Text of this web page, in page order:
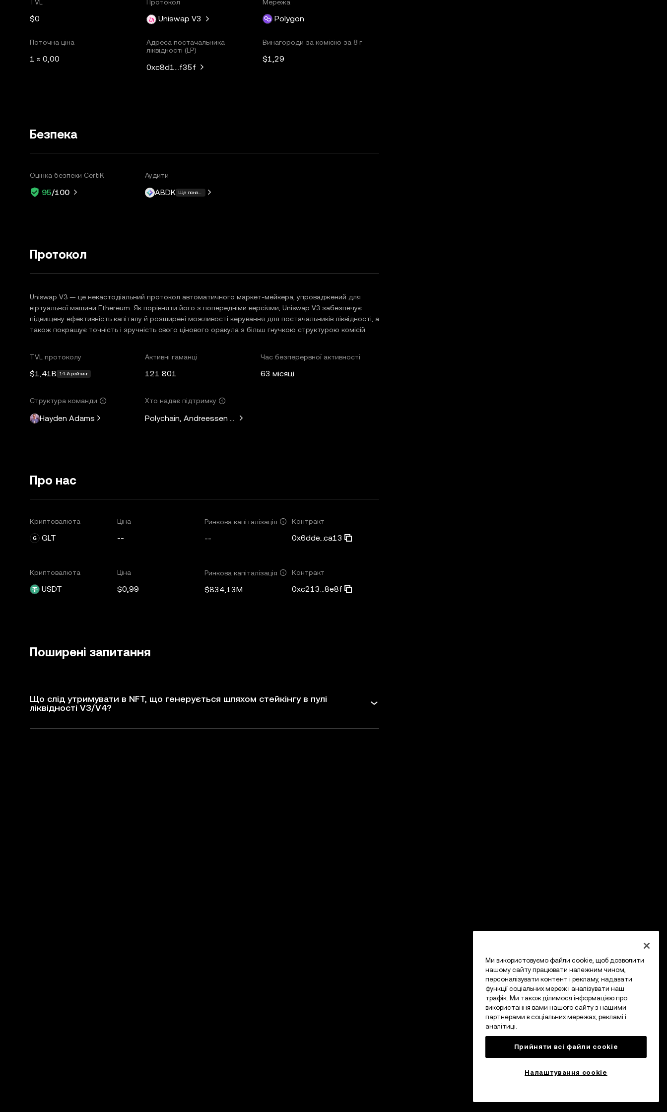
TVL
$0
Протокол
Uniswap V3
Мережа
Polygon
Поточна ціна
1 ≈ 0,00
Адреса постачальника
ліквідності (LP)
0xc8d1...f35f
Винагороди за комісію за 8 г
$1,29
Безпека
Оцінка безпеки CertiK
95/100
Аудити
ABDK Ще понад 1
Протокол
Uniswap V3 — це некастодіальний протокол автоматичного маркет-мейкера, упроваджений для
віртуальної машини Ethereum. Як порівняти його з попередніми версіями, Uniswap V3 забезпечує
підвищену ефективність капіталу й розширені можливості керування для постачальників ліквідності, а
також покращує точність і зручність свого цінового оракула з більш гнучкою структурою комісій.
TVL протоколу
$1,41B 14-й рейтинг
Активні гаманці
121 801
Час безперервної активності
63 місяці
Структура команди
Hayden Adams
Хто надає підтримку
Polychain, Andreessen Horowitz, Paradigm, Variant Fund, SV Angel
Про нас
Криптовалюта
GLT
Ціна
--
Ринкова капіталізація
--
Контракт
0x6dde...ca13
Криптовалюта
USDT
Ціна
$0,99
Ринкова капіталізація
$834,13M
Контракт
0xc213...8e8f
Поширені запитання
Що слід утримувати в NFT, що генерується шляхом стейкінгу в пулі
ліквідності V3/V4?
Ми використовуємо файли cookie, щоб дозволити
нашому сайту працювати належним чином,
персоналізувати контент і рекламу, надавати
функції соціальних мереж і аналізувати наш
трафік. Ми також ділимося інформацією про
використання вами нашого сайту з нашими
партнерами в соціальних мережах, рекламі і
аналітиці.
Прийняти всі файли сookie
Налаштування cookie